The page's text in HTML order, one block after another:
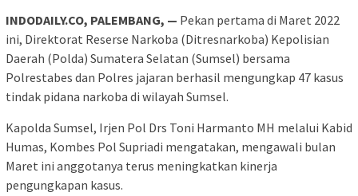
INDODAILY.CO, PALEMBANG, — Pekan pertama di Maret 2022
ini, Direktorat Reserse Narkoba (Ditresnarkoba) Kepolisian
Daerah (Polda) Sumatera Selatan (Sumsel) bersama
Polrestabes dan Polres jajaran berhasil mengungkap 47 kasus
tindak pidana narkoba di wilayah Sumsel.
Kapolda Sumsel, Irjen Pol Drs Toni Harmanto MH melalui Kabid
Humas, Kombes Pol Supriadi mengatakan, mengawali bulan
Maret ini anggotanya terus meningkatkan kinerja
pengungkapan kasus.